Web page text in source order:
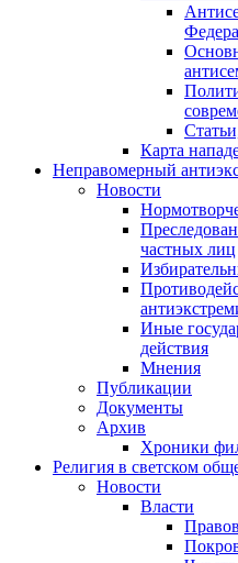
Карта
Неправомерный
Новости
частных лиц
Иные
действия
Мнения
Публикации
Документы
Архив
Хроники
Религия в светском
Новости
Власти